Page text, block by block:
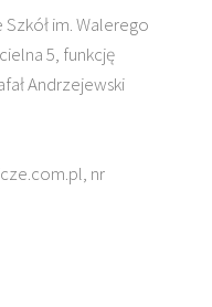
im. Walerego
5, funkcję
Andrzejewski
nr